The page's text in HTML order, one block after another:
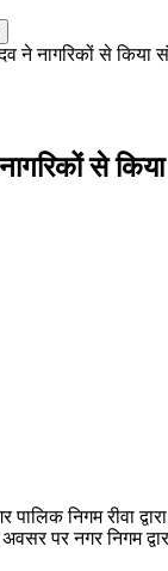
ने नागरिकों से किया
से
पालिक निगम रीवा
नगर निगम द्वारा